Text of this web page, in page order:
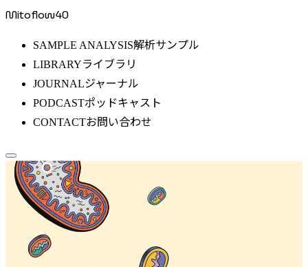
Mitoflow40
SAMPLE ANALYSIS解析サンプル
LIBRARYライブラリ
JOURNALジャーナル
PODCASTポッドキャスト
CONTACTお問い合わせ